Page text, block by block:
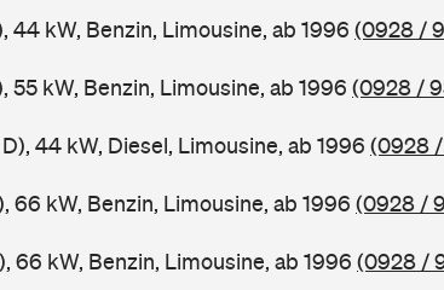
44 kW, Benzin, Limousine, ab 1996 (0928 /
55 kW, Benzin, Limousine, ab 1996 (0928 /
44 kW, Diesel, Limousine, ab 1996 (0928
66 kW, Benzin, Limousine, ab 1996 (0928 /
66 kW, Benzin, Limousine, ab 1996 (0928 /